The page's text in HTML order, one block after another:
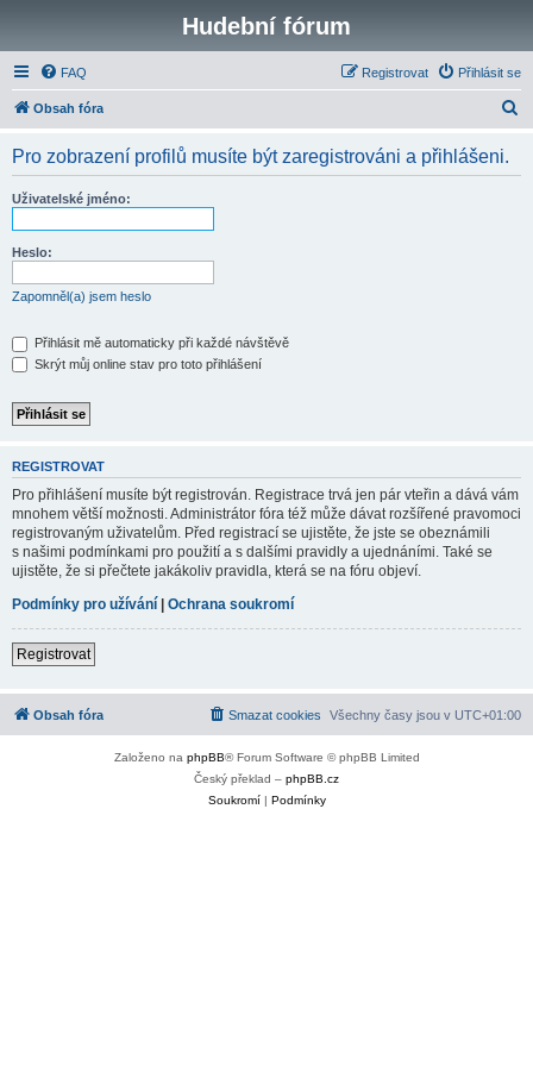
Hudební fórum
FAQ Přihlásit se
Registrovat
Obsah fóra
Pro zobrazení profilů musíte být zaregistrováni a přihlášeni.
Uživatelské jméno:
Heslo:
Zapomněl(a) jsem heslo
Přihlásit mě automaticky při každé návštěvě
Skrýt můj online stav pro toto přihlášení
REGISTROVAT
Pro přihlášení musíte být registrován. Registrace trvá jen pár vteřin a dává vám
mnohem větší možnosti. Administrátor fóra též může dávat rozšířené pravomoci
registrovaným uživatelům. Před registrací se ujistěte, že jste se obeznámili
s našimi podmínkami pro použití a s dalšími pravidly a ujednáními. Také se
ujistěte, že si přečtete jakákoliv pravidla, která se na fóru objeví.
Podmínky pro užívání | Ochrana soukromí
Registrovat
Obsah fóra Všechny časy jsou v UTC+01:00
Smazat cookies
Založeno na phpBB® Forum Software © phpBB Limited
Český překlad – phpBB.cz
Soukromí| Podmínky